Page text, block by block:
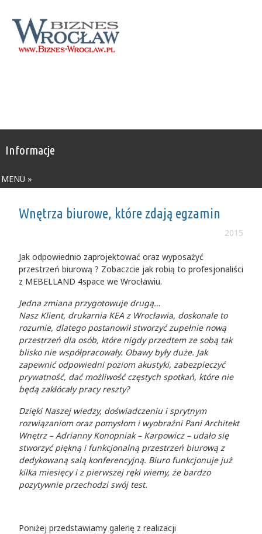
Informacje
MENU »
Wnętrza biurowe, które zdają egzamin
2015
Jak odpowiednio zaprojektować oraz wyposażyć
przestrzeń biurową ? Zobaczcie jak robią to profesjonaliści
z MEBELLAND 4space we Wrocławiu.
Jedna zmiana przygotowuje drugą…
Nasz Klient, drukarnia KEA z Wrocławia, doskonale to
rozumie, dlatego postanowił stworzyć zupełnie nową
przestrzeń dla osób, które nigdy przedtem ze sobą tak
blisko nie współpracowały. Obawy były duże. Jak
zapewnić odpowiedni poziom akustyki, zabezpieczyć
prywatność, dać możliwość częstych spotkań, które nie
będą zakłócały pracy reszty?
Dzięki Naszej wiedzy, doświadczeniu i sprytnym
rozwiązaniom oraz pomysłom i wyobraźni Pani Architekt
Wnętrz – Adrianny Konopniak – Karpowicz – udało się
stworzyć piękną i funkcjonalną przestrzeń biurową z
dedykowaną salą konferencyjną. Biuro funkcjonuje już
kilka miesięcy i z pierwszej ręki wiemy, że bardzo
pozytywnie przechodzi swój test.
Poniżej przedstawiamy galerię z realizacji